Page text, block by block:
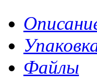
Файлы